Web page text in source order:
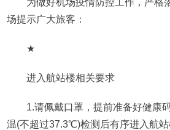
为做好机场疫情防控工作，严格
场提示广大旅客：
★
进入航站楼相关要求
1.请佩戴口罩，提前准备好健康码
温(不超过37.3℃)检测后有序进入航